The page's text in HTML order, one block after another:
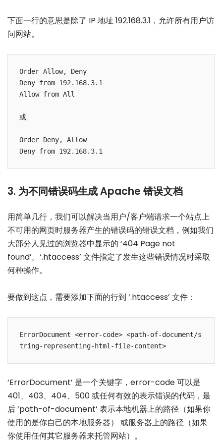
下面一行的意思是除了 IP 地址 192.168.3.1，允许所有用户访
问网站。
Order Allow, Deny
Deny from 192.168.3.1
Allow from All
或
Order Deny, Allow
3. 为不同错误码生成 Apache 错误文档
用简单几行，我们可以解决当用户/客户端请求一个站点上
不可用的网页时服务器产生的错误码的错误文档，例如我们
大部分人见过的浏览器中显示的 ‘404 Page not
found’。‘.htaccess’ 文件指定了发生这些错误情况时采取
何种操作。
要做到这点，需要添加下面的行到 ‘.htaccess’ 文件：
ErrorDocument <error-code> <path-of-document/s
‘ErrorDocument’ 是一个关键字，error-code 可以是
401、403、404、500 或任何有效的表示错误的代码，最
后 ‘path-of-document’ 表示本地机器上的路径（如果你
使用的是你自己的本地服务器） 或服务器上的路径（如果
你使用任何其它服务器来托管网站）。